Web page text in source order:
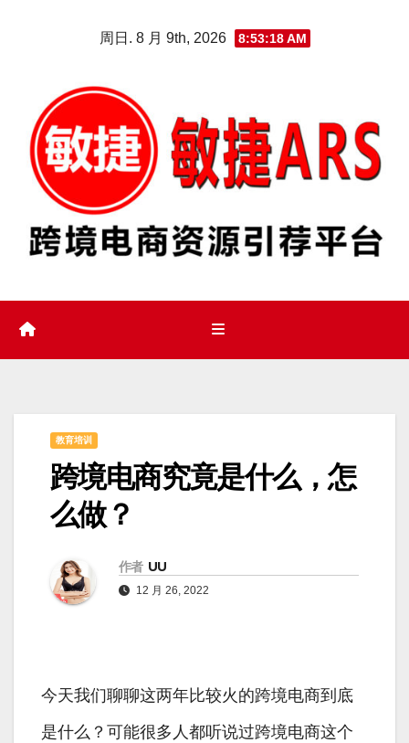
周日. 8 月 9th, 2026 8:53:19 AM
教育培训
跨境电商究竟是什么，怎
么做？
作者 UU
12 月 26, 2022
今天我们聊聊这两年比较火的跨境电商到底
是什么？可能很多人都听说过跨境电商这个